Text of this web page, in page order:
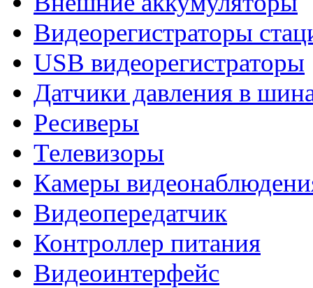
Видеорегистраторы
USB видеорегистраторы
Датчики давления в
Ресиверы
Телевизоры
Камеры
Видеопередатчик
Контроллер питания
Видеоинтерфейс